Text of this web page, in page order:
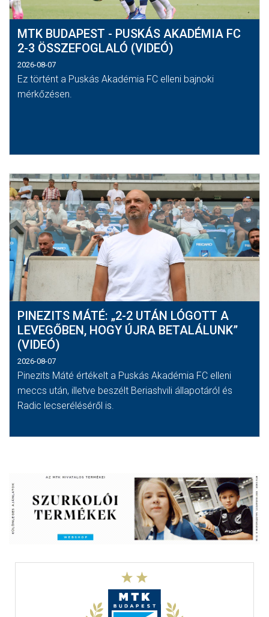
MTK BUDAPEST - PUSKÁS AKADÉMIA FC
2-3 ÖSSZEFOGLALÓ (VIDEÓ)
2026-08-07
Ez történt a Puskás Akadémia FC elleni bajnoki
mérkőzésen.
PINEZITS MÁTÉ: „2-2 UTÁN LÓGOTT A
LEVEGŐBEN, HOGY ÚJRA BETALÁLUNK”
(VIDEÓ)
2026-08-07
Pinezits Máté értékelt a Puskás Akadémia FC elleni
meccs után, illetve beszélt Beriashvili állapotáról és
Radic lecseréléséről is.